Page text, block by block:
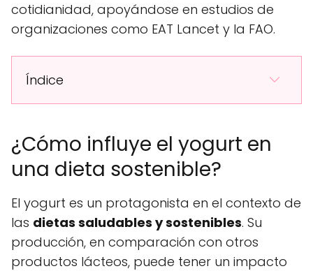
cotidianidad, apoyándose en estudios de
organizaciones como EAT Lancet y la FAO.
Índice
¿Cómo influye el yogurt en
una dieta sostenible?
El yogurt es un protagonista en el contexto de
las dietas saludables y sostenibles. Su
producción, en comparación con otros
productos lácteos, puede tener un impacto